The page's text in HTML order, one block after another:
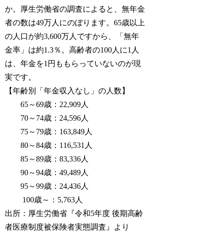
か。厚生労働省の調査によると、無年金
者の数は49万人にのぼります。65歳以上
の人口が約3,600万人ですから、「無年
金率」は約1.3％。高齢者の100人に1人
は、年金を1円ももらっていないのが現
実です。
【年齢別「年金収入なし」の人数】
65～69歳：22,909人
70～74歳：24,596人
75～79歳：163,849人
80～84歳：116,531人
85～89歳：83,336人
90～94歳：49,489人
95～99歳：24,436人
100歳～：5,763人
出所：厚生労働省『令和5年度 後期高齢
者医療制度被保険者実態調査』より